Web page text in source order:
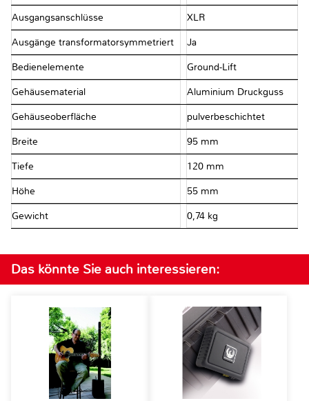
Ausgangsanschlüsse XLR
Ausgänge transformatorsymmetriert Ja
Bedienelemente Ground-Lift
Gehäusematerial Aluminium Druckguss
Gehäuseoberfläche pulverbeschichtet
Breite 95 mm
Tiefe 120 mm
Höhe 55 mm
Gewicht 0,74 kg
Das könnte Sie auch interessieren: